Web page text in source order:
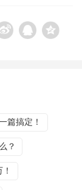
篇搞定！
？